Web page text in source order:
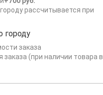
рассчитывается при
городу
заказа
(при наличии товара в